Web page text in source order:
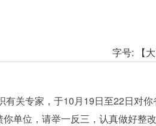
字号: 【大
关专家，于10月19日至22日对你
单位，请举一反三，认真做好整